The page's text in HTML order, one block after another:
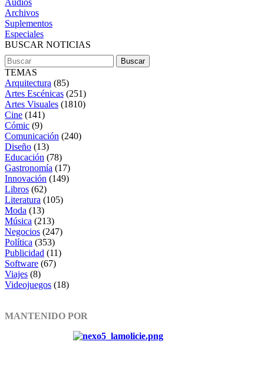
Archivos
Suplementos
Especiales
BUSCAR NOTICIAS
TEMAS
Arquitectura (85)
Artes Escénicas (251)
Artes Visuales (1810)
Cine (141)
Cómic (9)
Comunicación (240)
Diseño (13)
Educación (78)
Gastronomía (17)
Innovación (149)
Libros (62)
Literatura (105)
Moda (13)
Música (213)
Negocios (247)
Política (353)
Publicidad (11)
Software (67)
Viajes (8)
Videojuegos (18)
MANTENIDO POR